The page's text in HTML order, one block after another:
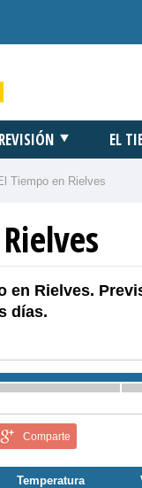
EL
Tiempo en Rielves
en Rielves.
días.
Comparte
Temperatura